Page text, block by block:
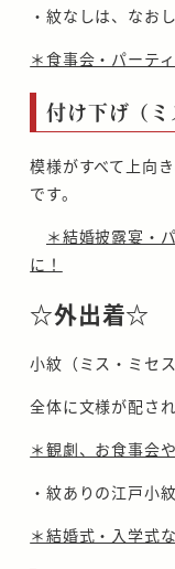
・紋なしは、なお
＊食事会・パーテ
付け下げ（ミ
模様がすべて上向
です。
＊結婚披露宴・
に！
☆外出着☆
小紋（ミス・ミセ
全体に文様が配され
＊観劇、お食事会
・紋ありの江戸小紋
＊結婚式・入学式